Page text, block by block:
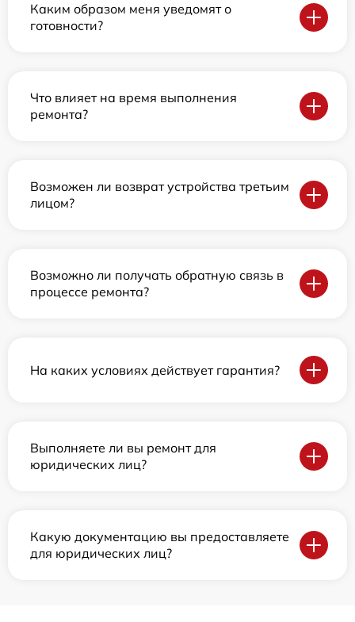
Каким образом меня уведомят о
готовности?
Что влияет на время выполнения
ремонта?
Возможен ли возврат устройства третьим
лицом?
Возможно ли получать обратную связь в
процессе ремонта?
На каких условиях действует гарантия?
Выполняете ли вы ремонт для
юридических лиц?
Какую документацию вы предоставляете
для юридических лиц?